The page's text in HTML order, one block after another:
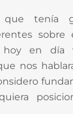
que tenía
sobre
hoy en día
nos